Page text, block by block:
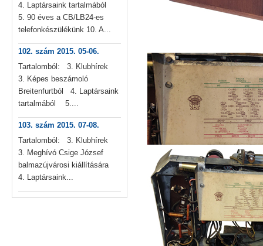
4. Laptársaink tartalmából
5. 90 éves a CB/LB24-es
telefonkészülékünk 10. A...
102. szám 2015. 05-06.
Tartalomból: 3. Klubhírek
3. Képes beszámoló
Breitenfurtból 4. Laptársaink
tartalmából 5....
103. szám 2015. 07-08.
Tartalomból: 3. Klubhírek
3. Meghívó Csige József
balmazújvárosi kiállítására
4. Laptársaink...